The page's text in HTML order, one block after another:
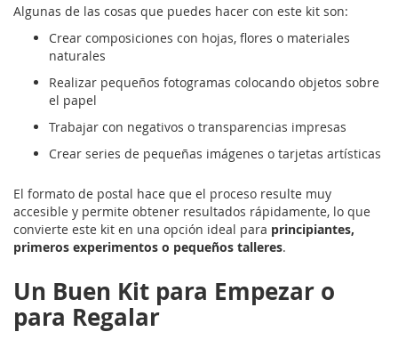
Algunas de las cosas que puedes hacer con este kit son:
Crear composiciones con hojas, flores o materiales
naturales
Realizar pequeños fotogramas colocando objetos sobre
el papel
Trabajar con negativos o transparencias impresas
Crear series de pequeñas imágenes o tarjetas artísticas
El formato de postal hace que el proceso resulte muy
accesible y permite obtener resultados rápidamente, lo que
convierte este kit en una opción ideal para principiantes,
primeros experimentos o pequeños talleres.
Un Buen Kit para Empezar o
para Regalar